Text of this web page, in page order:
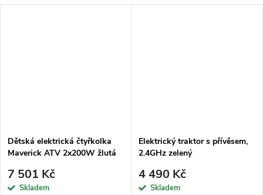
Dětská elektrická čtyřkolka
Maverick ATV 2x200W žlutá
7 501 Kč
Skladem
Elektrický traktor s přívěsem,
2.4GHz zelený
4 490 Kč
Skladem